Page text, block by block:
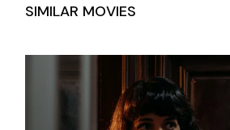
SIMILAR MOVIES